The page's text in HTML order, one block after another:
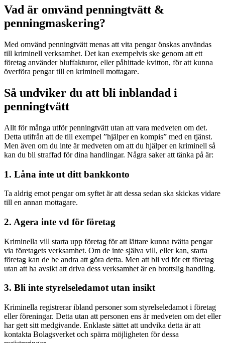
Vad är omvänd penningtvätt &
penningmaskering?
Med omvänd penningtvätt menas att vita pengar önskas användas
till kriminell verksamhet. Det kan exempelvis ske genom att ett
företag använder bluffakturor, eller påhittade kvitton, för att kunna
överföra pengar till en kriminell mottagare.
Så undviker du att bli inblandad i
penningtvätt
Allt för många utför penningtvätt utan att vara medveten om det.
Detta utifrån att de till exempel ”hjälper en kompis” med en tjänst.
Men även om du inte är medveten om att du hjälper en kriminell så
kan du bli straffad för dina handlingar. Några saker att tänka på är:
1. Låna inte ut ditt bankkonto
Ta aldrig emot pengar om syftet är att dessa sedan ska skickas vidare
till en annan mottagare.
2. Agera inte vd för företag
Kriminella vill starta upp företag för att lättare kunna tvätta pengar
via företagets verksamhet. Om de inte själva vill, eller kan, starta
företag kan de be andra att göra detta. Men att bli vd för ett företag
utan att ha avsikt att driva dess verksamhet är en brottslig handling.
3. Bli inte styrelseledamot utan insikt
Kriminella registrerar ibland personer som styrelseledamot i företag
eller föreningar. Detta utan att personen ens är medveten om det eller
har gett sitt medgivande. Enklaste sättet att undvika detta är att
kontakta Bolagsverket och spärra möjligheten för dessa